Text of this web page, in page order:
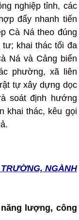
nghiệp tỉnh, các
đẩy nhanh tiến
Cà Ná theo đúng
tư; khai thác tối đa
Ná và Cảng biển
phường, xã liên
tự xây dựng dọc
soát định hướng
khai thác, kêu gọi
NGÀNH
lượng, công